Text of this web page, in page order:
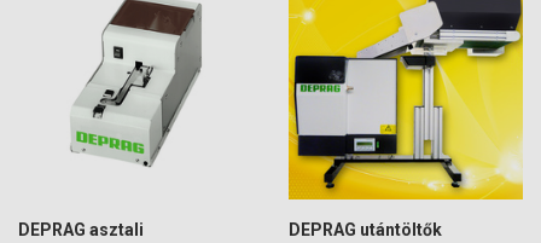
DEPRAG asztali
DEPRAG utántöltők